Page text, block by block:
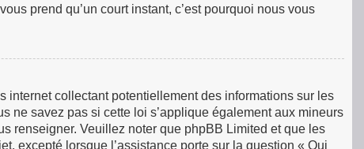
prend qu’un court instant, c’est pourquoi nous vous
internet collectant potentiellement des informations sur les
ne savez pas si cette loi s’applique également aux mineurs
renseigner. Veuillez noter que phpBB Limited et que les
excepté lorsque l’assistance porte sur la question « Qui